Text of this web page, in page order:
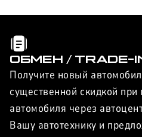
ОБМЕН / TRADE-
Получите новый
существенной скидкой
автомобиля через
Вашу автотехнику и